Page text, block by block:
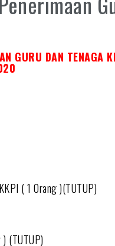
GURU DAN TENAGA
( 1 Orang )(TUTUP)
(TUTUP)